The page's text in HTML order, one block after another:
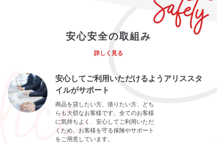
安心安全の取組み
詳しく見る
安心してご利用いただけるようアリススタ
イルがサポート
商品を貸したい方、借りたい方、どち
らも大切なお客様です。全てのお客様
に気持ちよく、安心してご利用いただ
くため、お客様を守る保険やサポート
をご用意しています。